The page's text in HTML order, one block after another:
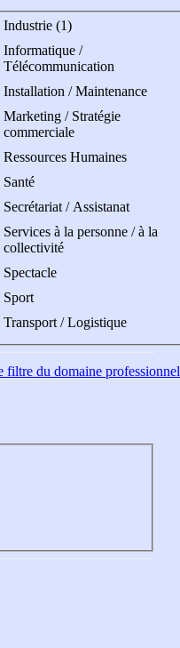
Industrie (1)
Informatique /
Télécommunication
Installation / Maintenance
Marketing / Stratégie
commerciale
Ressources Humaines
Santé
Secrétariat / Assistanat
Services à la personne / à la
collectivité
Spectacle
Sport
Transport / Logistique
filtre du domaine professionnel